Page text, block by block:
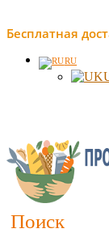
Бесплатная
RU
Поиск